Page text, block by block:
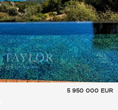
5 950 000 EUR